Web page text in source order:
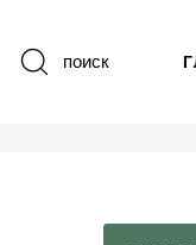
поиск